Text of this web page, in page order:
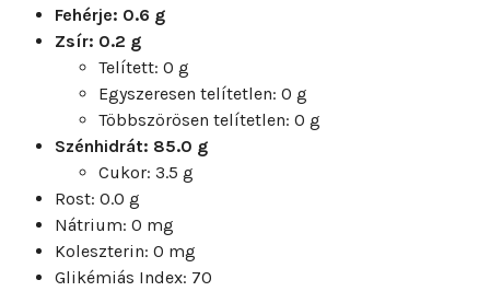
Fehérje: 0.6 g
Zsír: 0.2 g
Telített: 0 g
Egyszeresen telítetlen: 0 g
Többszörösen telítetlen: 0 g
Szénhidrát: 85.0 g
Cukor: 3.5 g
Rost: 0.0 g
Nátrium: 0 mg
Koleszterin: 0 mg
Glikémiás Index: 70